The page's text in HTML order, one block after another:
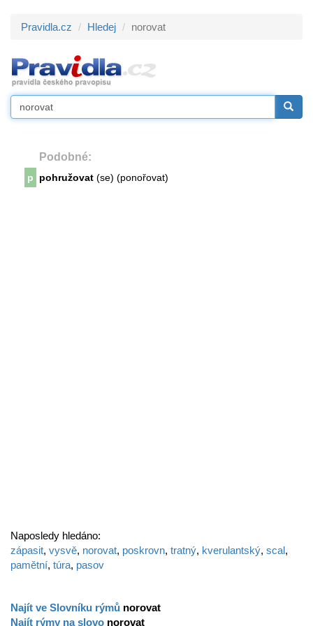
Pravidla.cz Hledej norovat
Podobné:
p pohružovat (se) (ponořovat)
Naposledy hledáno:
zápasit, vysvě, norovat, poskrovn, tratný, kverulantský, scal,
pamětní, túra, pasov
Najít ve Slovníku rýmů norovat
Najít rýmy na slovo norovat